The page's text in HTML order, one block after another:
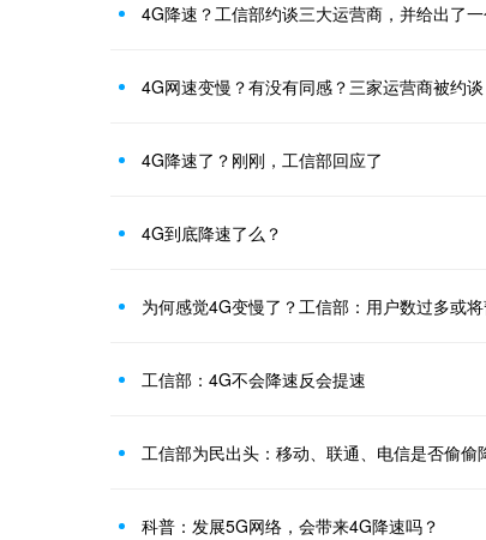
4G降速？工信部约谈三大运营商，并给出了
4G网速变慢？有没有同感？三家运营商被约谈
4G降速了？刚刚，工信部回应了
4G到底降速了么？
为何感觉4G变慢了？工信部：用户数过多或
工信部：4G不会降速反会提速
工信部为民出头：移动、联通、电信是否偷偷
科普：发展5G网络，会带来4G降速吗？